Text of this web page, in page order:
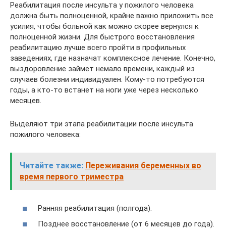
Реабилитация после инсульта у пожилого человека
должна быть полноценной, крайне важно приложить все
усилия, чтобы больной как можно скорее вернулся к
полноценной жизни. Для быстрого восстановления
реабилитацию лучше всего пройти в профильных
заведениях, где назначат комплексное лечение. Конечно,
выздоровление займет немало времени, каждый из
случаев болезни индивидуален. Кому-то потребуются
годы, а кто-то встанет на ноги уже через несколько
месяцев.
Выделяют три этапа реабилитации после инсульта
пожилого человека:
Читайте также: Переживания беременных во
время первого триместра
Ранняя реабилитация (полгода).
Позднее восстановление (от 6 месяцев до года).